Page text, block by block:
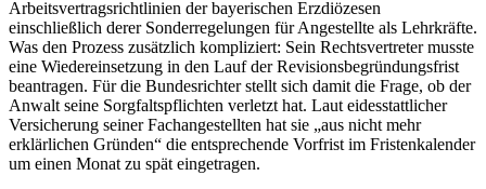
Arbeitsvertragsrichtlinien der bayerischen Erzdiözesen
einschließlich derer Sonderregelungen für Angestellte als Lehrkräfte.
Was den Prozess zusätzlich kompliziert: Sein Rechtsvertreter musste
eine Wiedereinsetzung in den Lauf der Revisionsbegründungsfrist
beantragen. Für die Bundesrichter stellt sich damit die Frage, ob der
Anwalt seine Sorgfaltspflichten verletzt hat. Laut eides­stattlicher
Versicherung seiner Fachangestellten hat sie „aus nicht mehr
erklärlichen Gründen“ die entsprechende Vorfrist im Fristenkalender
um einen Monat zu spät eingetragen.